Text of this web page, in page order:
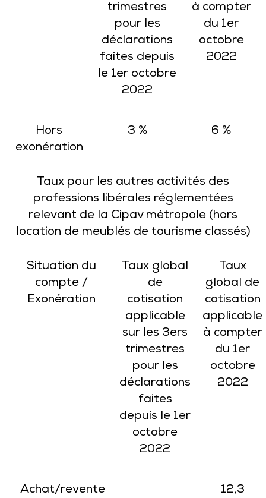
trimestres
pour les
déclarations
faites depuis
le 1er octobre
2022
à compter
du 1er
octobre
2022
Hors
exonération
3 % 6 %
Taux pour les autres activités des
professions libérales réglementées
relevant de la Cipav métropole (hors
location de meublés de tourisme classés)
Situation du
compte /
Exonération
Taux global
de
cotisation
applicable
sur les 3ers
trimestres
pour les
déclarations
faites
depuis le 1er
octobre
2022
Taux
global de
cotisation
applicable
à compter
du 1er
octobre
2022
Achat/revente
12,3